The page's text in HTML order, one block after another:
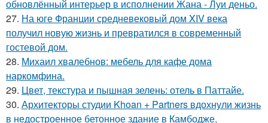
обновлённый интерьер в исполнении Жана - Луи деньо.
27. На юге Франции средневековый дом XIV века
получил новую жизнь и превратился в современный
гостевой дом.
28. Михаил хвалебнов: мебель для кафе дома
наркомфина.
29. Цвет, текстура и пышная зелень: отель в Паттайе.
30. Архитекторы студии Khoan + Partners вдохнули жизнь
в недостроенное бетонное здание в Камбодже,